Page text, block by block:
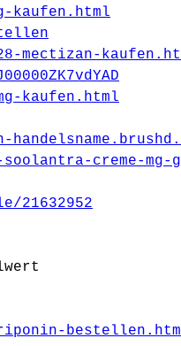
kaufen.html
mectizan-
kaufen.html
creme-mg-
21632952